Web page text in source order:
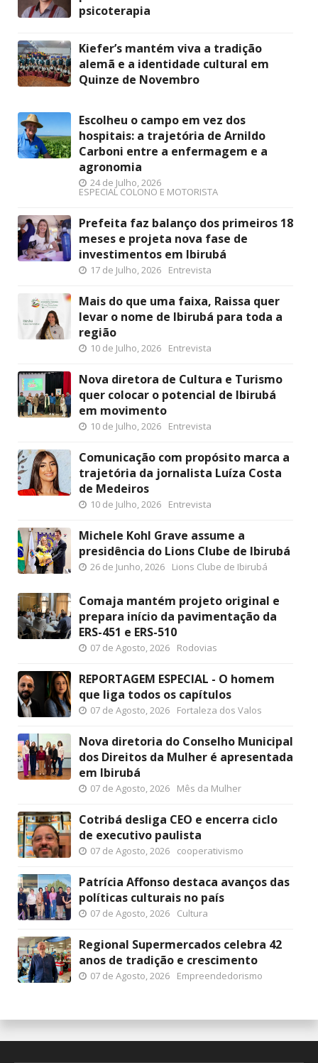
psicoterapia
Kiefer’s mantém viva a tradição
alemã e a identidade cultural em
Quinze de Novembro
Escolheu o campo em vez dos
hospitais: a trajetória de Arnildo
Carboni entre a enfermagem e a
agronomia
24 de Julho, 2026
ESPECIAL COLONO E MOTORISTA
Prefeita faz balanço dos primeiros 18
meses e projeta nova fase de
investimentos em Ibirubá
17 de Julho, 2026 Entrevista
Mais do que uma faixa, Raissa quer
levar o nome de Ibirubá para toda a
região
10 de Julho, 2026 Entrevista
Nova diretora de Cultura e Turismo
quer colocar o potencial de Ibirubá
em movimento
10 de Julho, 2026 Entrevista
Comunicação com propósito marca a
trajetória da jornalista Luíza Costa
de Medeiros
10 de Julho, 2026 Entrevista
Michele Kohl Grave assume a
presidência do Lions Clube de Ibirubá
26 de Junho, 2026 Lions Clube de Ibirubá
Comaja mantém projeto original e
prepara início da pavimentação da
ERS-451 e ERS-510
07 de Agosto, 2026 Rodovias
REPORTAGEM ESPECIAL - O homem
que liga todos os capítulos
07 de Agosto, 2026 Fortaleza dos Valos
Nova diretoria do Conselho Municipal
dos Direitos da Mulher é apresentada
em Ibirubá
07 de Agosto, 2026 Mês da Mulher
Cotribá desliga CEO e encerra ciclo
de executivo paulista
07 de Agosto, 2026 cooperativismo
Patrícia Affonso destaca avanços das
políticas culturais no país
07 de Agosto, 2026 Cultura
Regional Supermercados celebra 42
anos de tradição e crescimento
07 de Agosto, 2026 Empreendedorismo